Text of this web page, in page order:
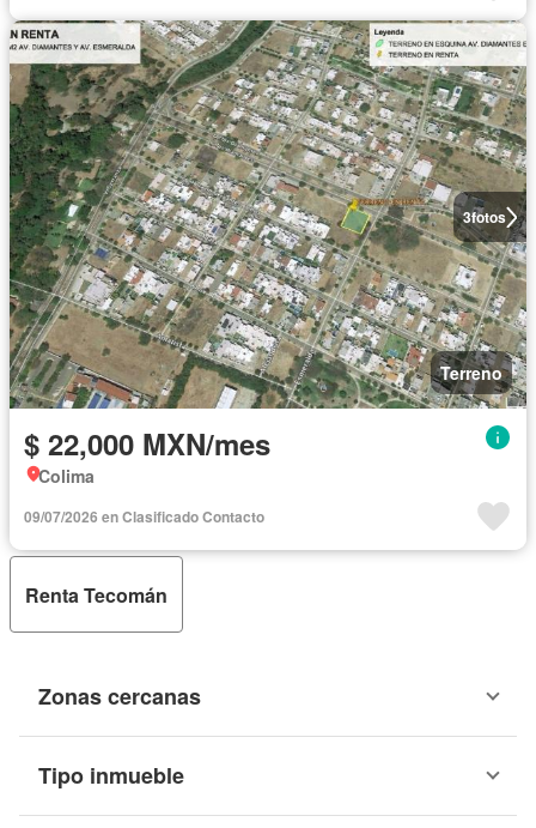
3fotos
Terreno
$ 22,000 MXN/mes
Colima
09/07/2026 en Clasificado Contacto
Renta Tecomán
Zonas cercanas
Tipo inmueble